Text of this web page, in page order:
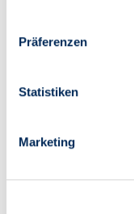
Präferenzen
Statistiken
Marketing